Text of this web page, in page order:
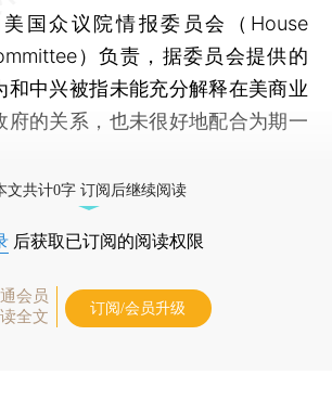
众议院情报委员会（House
）负责，据委员会提供的
和中兴被指未能充分解释在美商业
府的关系，也未很好地配合为期一
文共计0字 订阅后继续阅读
后获取已订阅的阅读权限
会员
全文
订阅/会员升级